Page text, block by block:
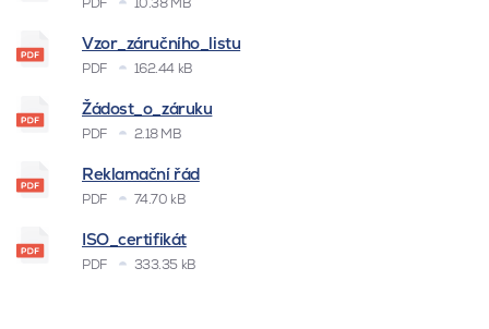
Vzor_záručního_listu
PDF 162.44 kB
Žádost_o_záruku
PDF 2.18 MB
Reklamační řád
PDF 74.70 kB
ISO_certifikát
PDF 333.35 kB